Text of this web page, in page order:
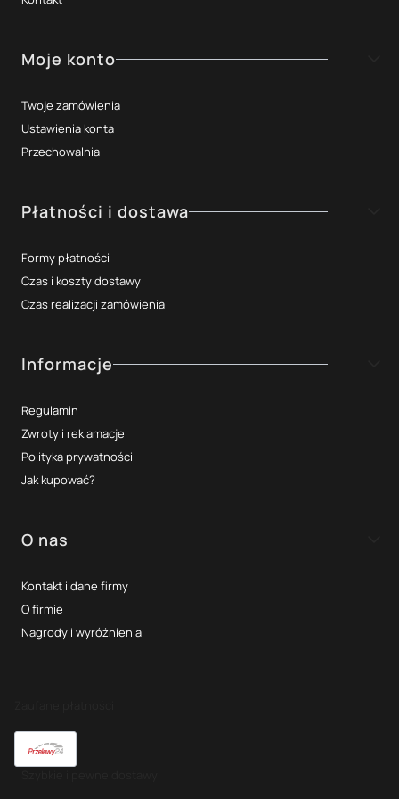
Moje konto
Twoje zamówienia
Ustawienia konta
Przechowalnia
Płatności i dostawa
Formy płatności
Czas i koszty dostawy
Czas realizacji zamówienia
Informacje
Regulamin
Zwroty i reklamacje
Polityka prywatności
Jak kupować?
O nas
Kontakt i dane firmy
O firmie
Nagrody i wyróżnienia